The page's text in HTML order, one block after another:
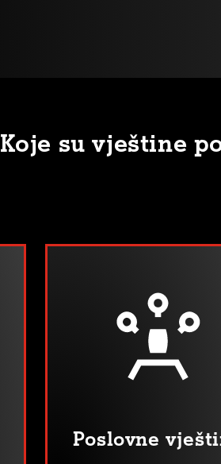
Koje su vještine
Poslovne